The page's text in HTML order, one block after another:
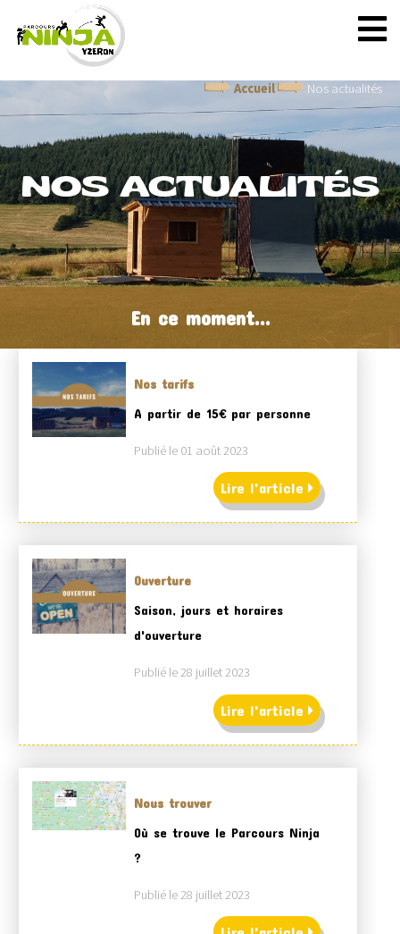
Accueil Nos actualités
NOS ACTUALITÉS
En ce moment...
Nos tarifs
A partir de 15€ par personne
Publié le 01 août 2023
Lire l'article
Ouverture
Saison, jours et horaires
d'ouverture
Publié le 28 juillet 2023
Lire l'article
Nous trouver
Où se trouve le Parcours Ninja
?
Publié le 28 juillet 2023